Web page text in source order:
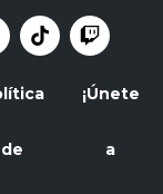
de
¡Únete
a